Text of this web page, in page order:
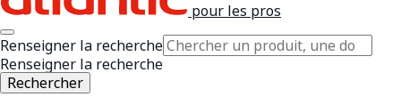
pour les pros
Renseigner la recherche
Renseigner la recherche
Rechercher